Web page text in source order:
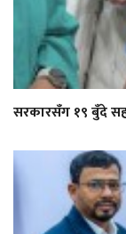
सरकारसँग १९ बुँदे